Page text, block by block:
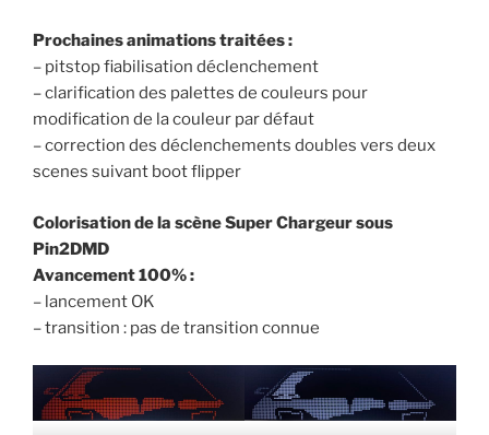
Prochaines animations traitées :
– pitstop fiabilisation déclenchement
– clarification des palettes de couleurs pour
modification de la couleur par défaut
– correction des déclenchements doubles vers deux
scenes suivant boot flipper
Colorisation de la scène Super Chargeur sous
Pin2DMD
Avancement 100% :
– lancement OK
– transition : pas de transition connue